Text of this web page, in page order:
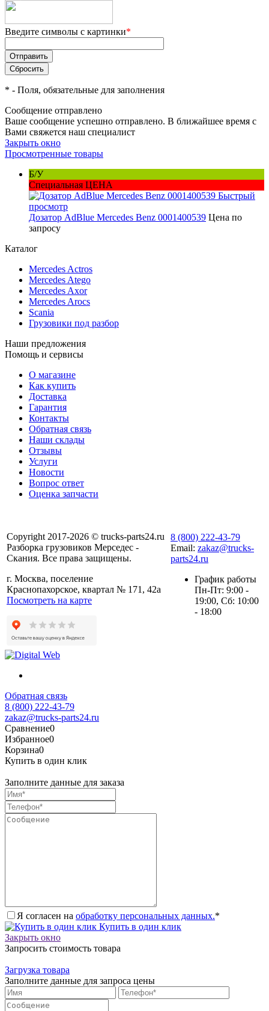
Введите символы с картинки*
* - Поля, обязательные для заполнения
Сообщение отправлено
Ваше сообщение успешно отправлено. В ближайшее время с
Вами свяжется наш специалист
Закрыть окно
Просмотренные товары
Б/У
Специальная ЦЕНА
Быстрый
просмотр
Дозатор AdBlue Mercedes Benz 0001400539 Цена по
запросу
Каталог
Mercedes Actros
Mercedes Atego
Mercedes Axor
Mercedes Arocs
Scania
Грузовики под разбор
Наши предложения
Помощь и сервисы
О магазине
Как купить
Доставка
Гарантия
Контакты
Обратная связь
Наши склады
Отзывы
Услуги
Новости
Вопрос ответ
Оценка запчасти
Copyright 2017-2026 © trucks-parts24.ru
Разборка грузовиков Мерседес -
Скания. Все права защищены.
г. Москва, поселение
Краснопахорское, квартал № 171, 42а
Посмотреть на карте
8 (800) 222-43-79
Email: zakaz@trucks-
parts24.ru
График работы
Пн-Пт: 9:00 -
19:00, Сб: 10:00
- 18:00
Обратная связь
8 (800) 222-43-79
zakaz@trucks-parts24.ru
Сравнение0
Избранное0
Корзина0
Купить в один клик
Заполните данные для заказа
Я согласен на обработку персональных данных.*
Купить в один клик
Закрыть окно
Запросить стоимость товара
Загрузка товара
Заполните данные для запроса цены